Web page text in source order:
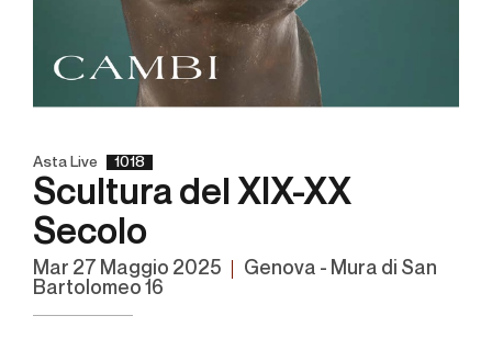
Asta Live 1018
Scultura del XIX-XX
Secolo
mar 27 Maggio 2025
Genova - Mura di San
Bartolomeo 16